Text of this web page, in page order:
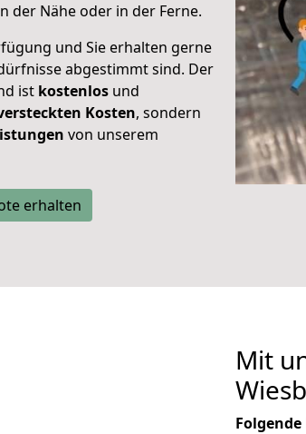
der Nähe oder in der Ferne.
und Sie erhalten gerne
abgestimmt sind. Der
ist kostenlos und
Kosten, sondern
von unserem
erhalten
Mit